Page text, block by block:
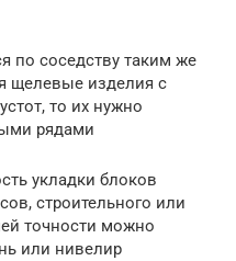
по соседству таким же
щелевые изделия с
то их нужно
рядами
укладки блоков
строительного или
точности можно
или нивелир